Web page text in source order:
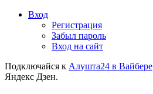
Вход
Регистрация
Забыл пароль
Вход на сайт
Подключайся к Алушта24 в Вайбере
Яндекс Дзен.